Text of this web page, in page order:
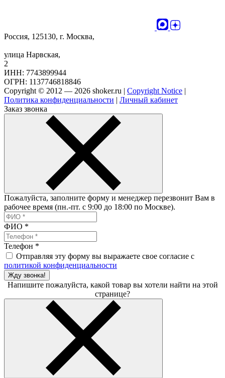
Россия, 125130, г. Москва,
улица Нарвская,
2
ИНН: 7743899944
ОГРН: 1137746818846
Copyright © 2012 — 2026 shoker.ru | Copyright Notice |
Политика конфиденциальности | Личный кабинет
Заказ звонка
Пожалуйста, заполните форму и менеджер перезвонит Вам в
рабочее время (пн.-пт. с 9:00 до 18:00 по Москве).
ФИО *
Телефон *
Отправляя эту форму вы выражаете свое согласие с
политикой конфиденциальности
Жду звонка!
Напишите пожалуйста, какой товар вы хотели найти на этой
странице?